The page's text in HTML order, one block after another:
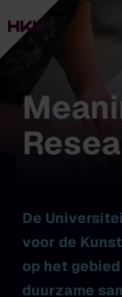
De
voor de
op het
duurzame